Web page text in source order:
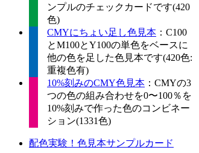
ンプルのチェックカードです(420
色)
CMYにちょい足し色見本 ：C100
とM100とY100の単色をベースに
他の色を足した色見本です(420色:
重複色有)
10%刻みのCMY色見本 ：CMYの3
つの色の組み合わせを0〜100％を
10%刻みで作った色のコンビネー
ション(1331色)
配色実験！色見本サンプルカード